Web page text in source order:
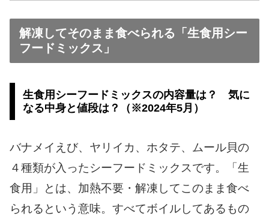
解凍してそのまま食べられる「生食用シー
フードミックス」
生食用シーフードミックスの内容量は？ 気に
なる中身と値段は？（※2024年5月）
バナメイえび、ヤリイカ、ホタテ、ムール貝の
４種類が入ったシーフードミックスです。「生
食用」とは、加熱不要・解凍してこのまま食べ
られるという意味。すべてボイルしてあるもの